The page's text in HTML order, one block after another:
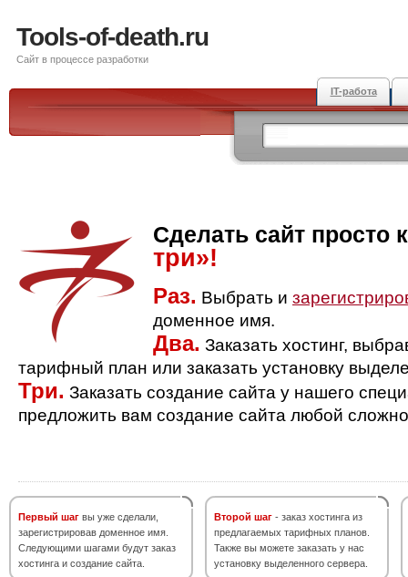
Tools-of-death.ru
Сайт в процессе разработки
IT-работа
Сделать сайт просто
три»!
Раз. Выбрать и
доменное имя.
Два. Заказать хостинг,
тарифный план или заказать установку
Три. Заказать создание сайта у нашего
предложить вам создание сайта любой
Первый шаг вы уже сделали,
зарегистрировав доменное имя.
Следующими шагами будут заказ
хостинга и создание сайта.
Второй шаг - заказ хостинга из
предлагаемых тарифных планов.
Также вы можете заказать у нас
установку выделенного сервера.